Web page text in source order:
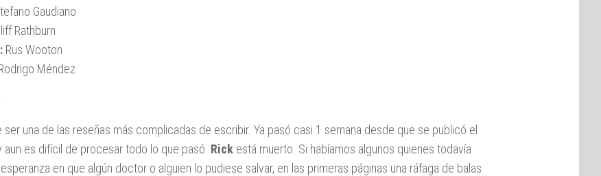
Gaudiano
Rathburn
Rus Wooton
Méndez
ser una de las reseñas más complicadas de escribir. Ya pasó casi 1 semana desde que se publicó el
aun es difícil de procesar todo lo que pasó. Rick está muerto. Si habíamos algunos quienes todavía
en que algún doctor o alguien lo pudiese salvar, en las primeras páginas una ráfaga de balas